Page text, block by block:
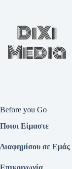
Before you Go
Ποιοι Είμαστε
Διαφημίσου σε Εμάς